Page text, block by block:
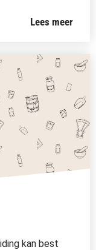
Lees meer
kan best